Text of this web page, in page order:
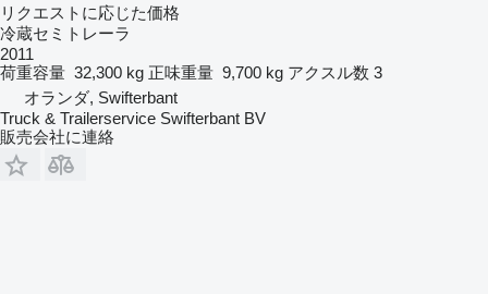
リクエストに応じた価格
冷蔵セミトレーラ
2011
荷重容量 32,300 kg 正味重量 9,700 kg アクスル数 3
オランダ, Swifterbant
Truck & Trailerservice Swifterbant BV
販売会社に連絡